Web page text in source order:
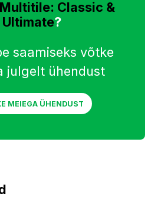
Classic &
Ultimate?
saamiseks võtke
julgelt ühendust
MEIEGA ÜHENDUST